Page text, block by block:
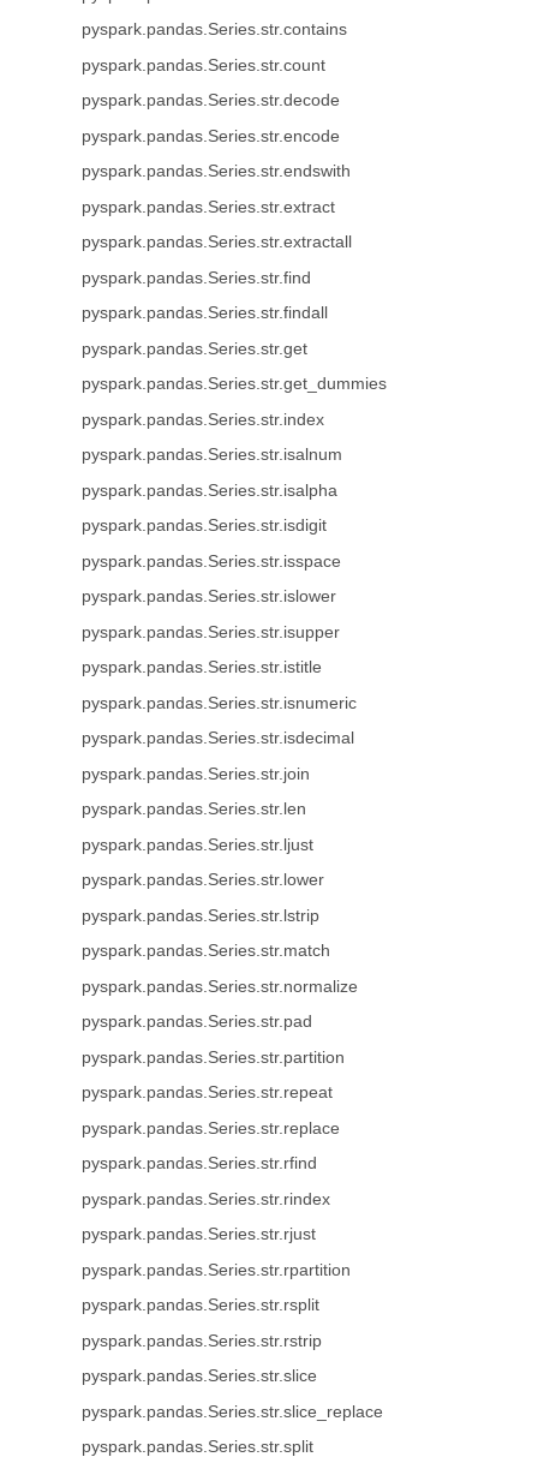
pyspark.pandas.Series.str.contains
pyspark.pandas.Series.str.count
pyspark.pandas.Series.str.decode
pyspark.pandas.Series.str.encode
pyspark.pandas.Series.str.endswith
pyspark.pandas.Series.str.extract
pyspark.pandas.Series.str.extractall
pyspark.pandas.Series.str.find
pyspark.pandas.Series.str.findall
pyspark.pandas.Series.str.get
pyspark.pandas.Series.str.get_dummies
pyspark.pandas.Series.str.index
pyspark.pandas.Series.str.isalnum
pyspark.pandas.Series.str.isalpha
pyspark.pandas.Series.str.isdigit
pyspark.pandas.Series.str.isspace
pyspark.pandas.Series.str.islower
pyspark.pandas.Series.str.isupper
pyspark.pandas.Series.str.istitle
pyspark.pandas.Series.str.isnumeric
pyspark.pandas.Series.str.isdecimal
pyspark.pandas.Series.str.join
pyspark.pandas.Series.str.len
pyspark.pandas.Series.str.ljust
pyspark.pandas.Series.str.lower
pyspark.pandas.Series.str.lstrip
pyspark.pandas.Series.str.match
pyspark.pandas.Series.str.normalize
pyspark.pandas.Series.str.pad
pyspark.pandas.Series.str.partition
pyspark.pandas.Series.str.repeat
pyspark.pandas.Series.str.replace
pyspark.pandas.Series.str.rfind
pyspark.pandas.Series.str.rindex
pyspark.pandas.Series.str.rjust
pyspark.pandas.Series.str.rpartition
pyspark.pandas.Series.str.rsplit
pyspark.pandas.Series.str.rstrip
pyspark.pandas.Series.str.slice
pyspark.pandas.Series.str.slice_replace
pyspark.pandas.Series.str.split